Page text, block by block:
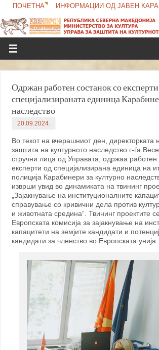
ПОЧЕТНА ИНФОРМАЦИИ ОД ЈАВЕН
Одржан работен состанок со
специјализираната единица
наследство
20.09.2024.
Во текот на вчерашниот ден, директорката
заштита на културното наследство г-ѓа
стручни лица од Управата, одржаа работен
експерти од специјализирана единица на
полиција Карабинери за културно
изврши увид во динамиката на твининг
„Зајакнување на институционалните
справување со кривични дела против
и животната средина“. Твининг проектите
Европската комисија за зајакнување на
капацитети на земјите кандидати и
кандидати за членство во Европската унија.